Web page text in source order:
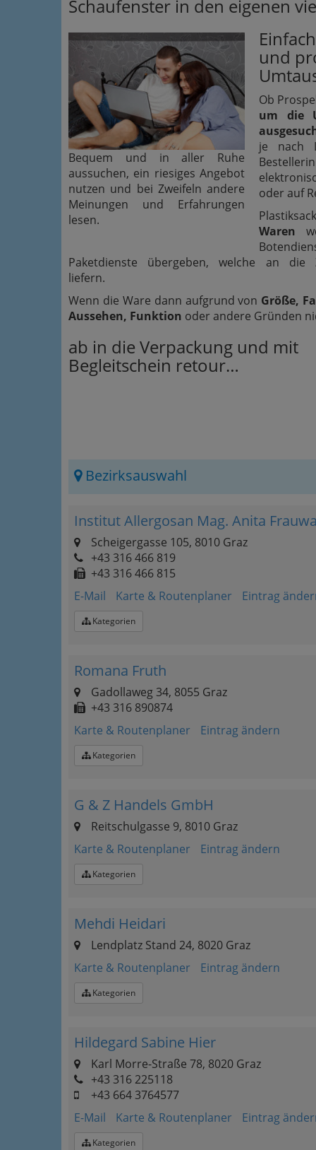
Schaufenster in den eigenen
Bequem und in aller Ruhe
aussuchen, ein riesiges Angebot
nutzen und bei Zweifeln andere
Meinungen und Erfahrungen
lesen.
und
Ob
um die
je nach
oder auf
Waren
Paketdienste übergeben, welche an die
liefern.
Wenn die Ware dann aufgrund von Größe,
Aussehen, Funktion oder andere Gründen
ab in die Verpackung und mit
Begleitschein retour…
Bezirksauswahl
Institut Allergosan Mag. Anita
Scheigergasse 105, 8010 Graz
+43 316 466 819
+43 316 466 815
E-Mail
Karte & Routenplaner Eintrag
Kategorien
Romana Fruth
Gadollaweg 34, 8055 Graz
+43 316 890874
Karte & Routenplaner
Eintrag ändern
Kategorien
G & Z Handels GmbH
Reitschulgasse 9, 8010 Graz
Karte & Routenplaner
Eintrag ändern
Kategorien
Mehdi Heidari
Lendplatz Stand 24, 8020 Graz
Karte & Routenplaner
Eintrag ändern
Kategorien
Hildegard Sabine Hier
Karl Morre-Straße 78, 8020 Graz
+43 316 225118
+43 664 3764577
E-Mail
Karte & Routenplaner Eintrag
Kategorien